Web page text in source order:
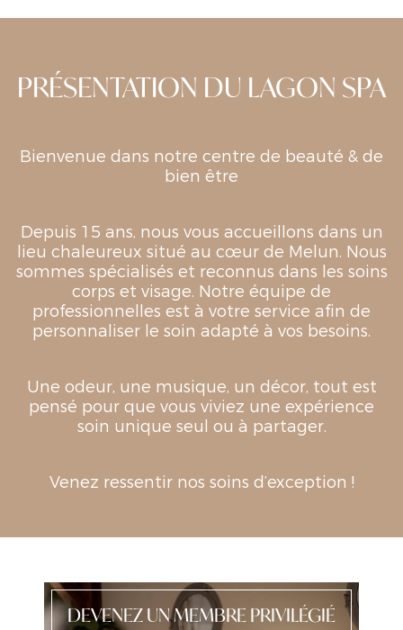
PRÉSENTATION DU LAGON SPA
Bienvenue dans notre centre de beauté & de
bien être
Depuis 15 ans, nous vous accueillons dans un
lieu chaleureux situé au cœur de Melun. Nous
sommes spécialisés et reconnus dans les soins
corps et visage. Notre équipe de
professionnelles est à votre service afin de
personnaliser le soin adapté à vos besoins.
Une odeur, une musique, un décor, tout est
pensé pour que vous viviez une expérience
soin unique seul ou à partager.
Venez ressentir nos soins d’exception !
DEVENEZ UN MEMBRE PRIVILÉGIÉ